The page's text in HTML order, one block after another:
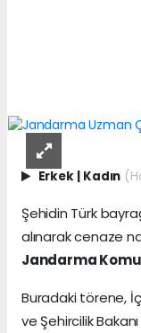
Erkek | Kadın
Şehidin Türk
alınarak cenaze
Jandarma
Buradaki törene,
ve Şehircilik